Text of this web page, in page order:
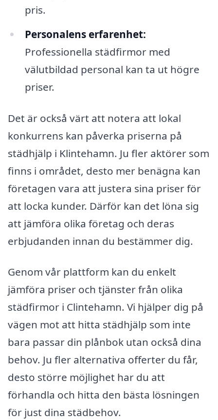
pris.
Personalens erfarenhet:
Professionella städfirmor med
välutbildad personal kan ta ut högre
priser.
Det är också värt att notera att lokal
konkurrens kan påverka priserna på
städhjälp i Klintehamn. Ju fler aktörer som
finns i området, desto mer benägna kan
företagen vara att justera sina priser för
att locka kunder. Därför kan det löna sig
att jämföra olika företag och deras
erbjudanden innan du bestämmer dig.
Genom vår plattform kan du enkelt
jämföra priser och tjänster från olika
städfirmor i Clintehamn. Vi hjälper dig på
vägen mot att hitta städhjälp som inte
bara passar din plånbok utan också dina
behov. Ju fler alternativa offerter du får,
desto större möjlighet har du att
förhandla och hitta den bästa lösningen
för just dina städbehov.